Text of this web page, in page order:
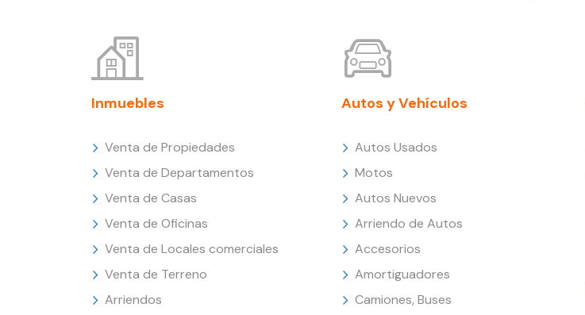
Inmuebles
Venta de Propiedades
Venta de Departamentos
Venta de Casas
Venta de Oficinas
Venta de Locales comerciales
Venta de Terreno
Arriendos
Autos y Vehículos
Autos Usados
Motos
Autos Nuevos
Arriendo de Autos
Accesorios
Amortiguadores
Camiones, Buses